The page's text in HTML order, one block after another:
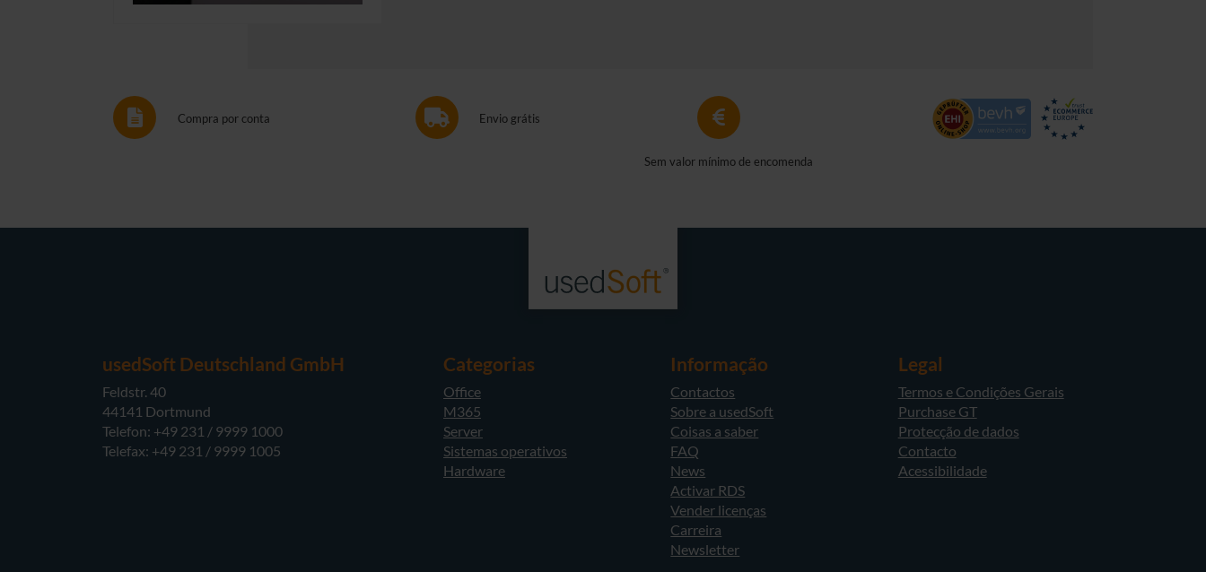
Compra por conta Envio grátis
Sem valor mínimo de encomenda
usedSoft Deutschland GmbH
Feldstr. 40
44141 Dortmund
Telefon: +49 231 / 9999 1000
Telefax: +49 231 / 9999 1005
Categorias
Office
M365
Server
Sistemas operativos
Hardware
Informação
Contactos
Sobre a usedSoft
Coisas a saber
FAQ
News
Activar RDS
Vender licenças
Carreira
Newsletter
Legal
Termos e Condições Gerais
Purchase GT
Protecção de dados
Contacto
Acessibilidade